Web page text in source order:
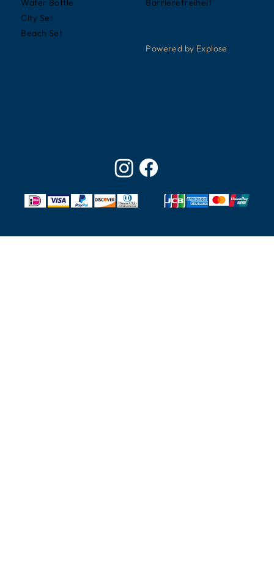
Water Bottle
City Set
Beach Set
Barrierefreiheit
Powered by Explose